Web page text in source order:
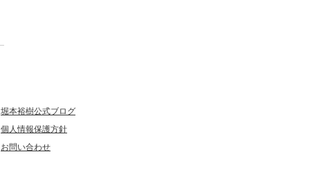
堀本裕樹公式ブログ
個人情報保護方針
お問い合わせ